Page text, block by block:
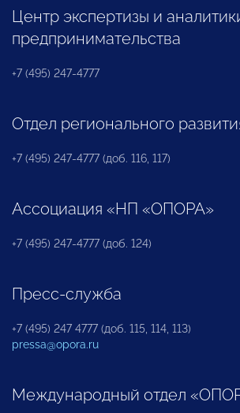
Центр экспертизы и
предпринимательства
+7 (495) 247-4777
Отдел регионального
+7 (495) 247-4777 (доб. 116, 117)
Ассоциация «НП «ОПОРА»
+7 (495) 247-4777 (доб. 124)
Пресс-служба
+7 (495) 247 4777 (доб. 115, 114, 113)
pressa@opora.ru
Международный отдел